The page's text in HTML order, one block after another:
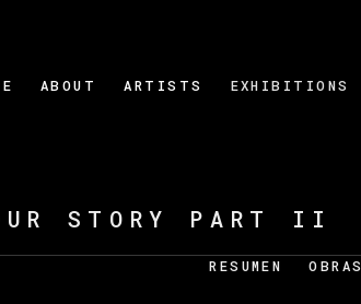
ABOUT ARTISTS EXHIBITIONS
STORY PART II
RESUMEN OBRAS